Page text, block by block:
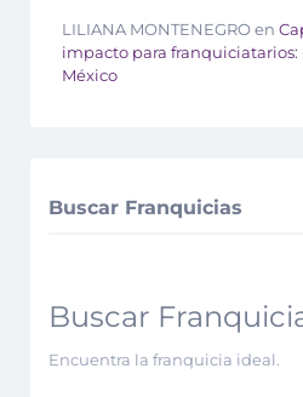
LILIANA MONTENEGROen
impacto para franquiciatarios:
México
Buscar Franquicias
Buscar
Encuentra la franquicia ideal.